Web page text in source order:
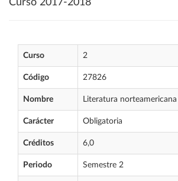
Curso 2017-2018
Curso 2
Código 27826
Nombre Literatura norteamericana I
Carácter Obligatoria
Créditos 6,0
Periodo Semestre 2